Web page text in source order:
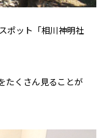
ポット「相川神明社
たくさん見ることが